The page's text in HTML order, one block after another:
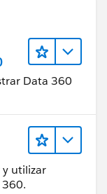
Data 360
utilizar